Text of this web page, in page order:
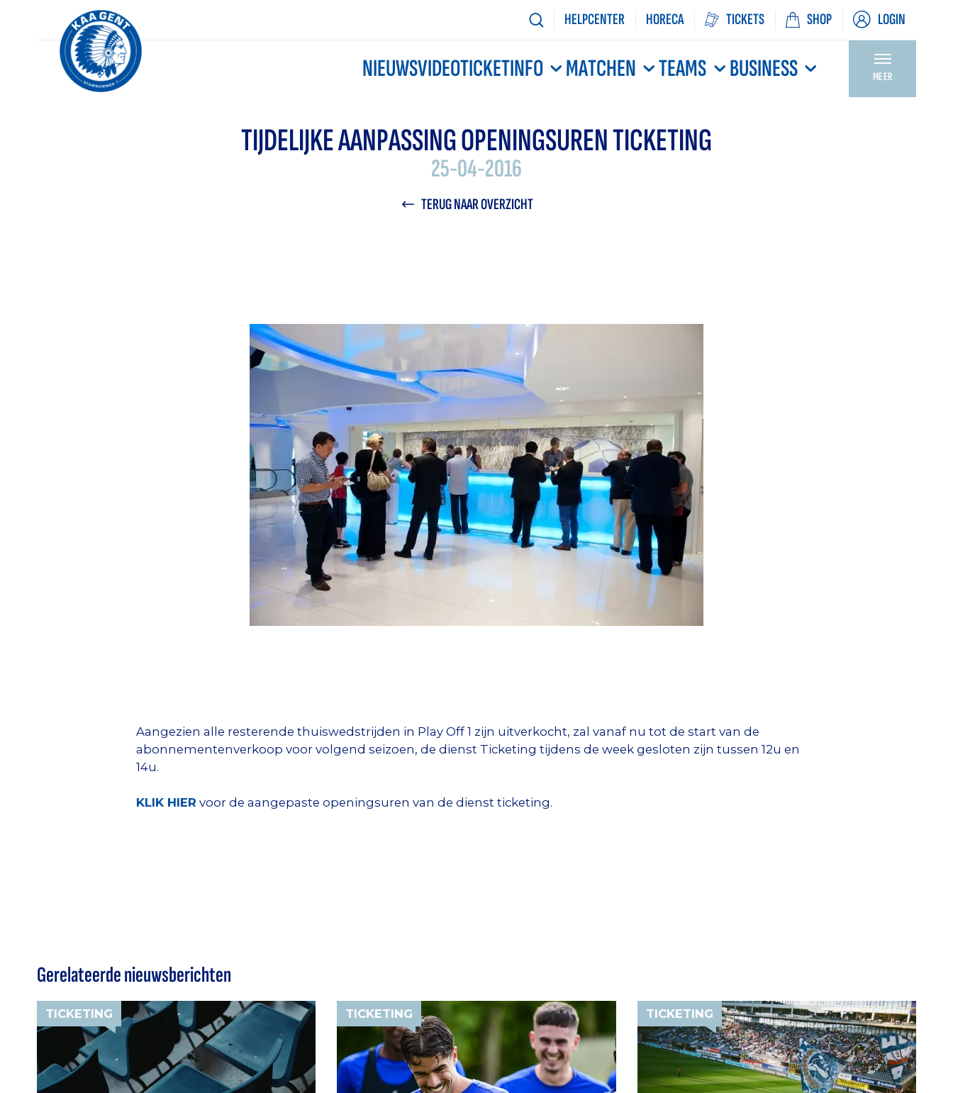
HELPCENTER HORECA TICKETS SHOP LOGIN
NIEUWSVIDEOTICKETINFO MATCHEN TEAMS BUSINESS MEER
TIJDELIJKE AANPASSING OPENINGSUREN TICKETING
25-04-2016
TERUG NAAR OVERZICHT
Aangezien alle resterende thuiswedstrijden in Play Off 1 zijn uitverkocht, zal vanaf nu tot de start van de
abonnementenverkoop voor volgend seizoen, de dienst Ticketing tijdens de week gesloten zijn tussen 12u en
14u.
KLIK HIER voor de aangepaste openingsuren van de dienst ticketing.
Gerelateerde nieuwsberichten
TICKETING TICKETING TICKETING